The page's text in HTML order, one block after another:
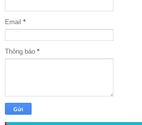
Email *
Thông báo *